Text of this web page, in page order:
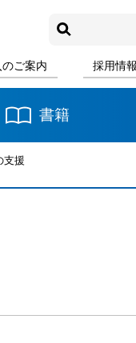
ご案内 採用情報
書籍
支援